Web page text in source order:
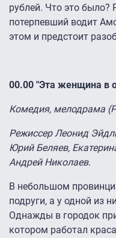
рублей. Что это было?
потерпевший водит
этом и предстоит
00.00 "Эта женщина в
Комедия, мелодрама
Режиссер Леонид
Юрий Беляев,
Андрей Николаев.
В небольшом
подруги, а у одной из
Однажды в городок
котором работал